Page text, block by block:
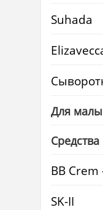
Suhada
Для
BB
SK-II